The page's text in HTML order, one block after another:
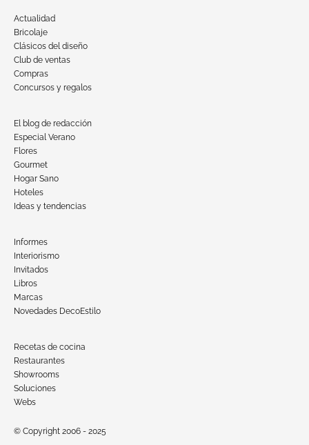
Actualidad
Bricolaje
Clásicos del diseño
Club de ventas
Compras
Concursos y regalos
El blog de redacción
Especial Verano
Flores
Gourmet
Hogar Sano
Hoteles
Ideas y tendencias
Informes
Interiorismo
Invitados
Libros
Marcas
Novedades DecoEstilo
Recetas de cocina
Restaurantes
Showrooms
Soluciones
Webs
© Copyright 2006 - 2025